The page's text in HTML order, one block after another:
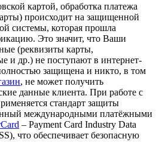
картой, обработка платежа
происходит на защищенной
системы, которая прошла
Это значит, что Ваши
(реквизиты карты,
и др.) не поступают в интернет-
защищена и никто, в том
, не может получить
данные клиента. При работе с
стандарт защиты
международными платёжными
– Payment Card Industry Data
что обеспечивает безопасную